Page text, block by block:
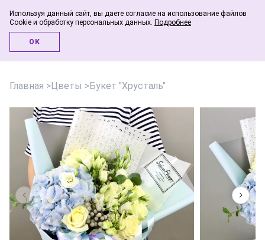
Главная >Цветы >Букет "Хрусталь"
Используя данный сайт, вы даете согласие на использование файлов
Cookie и обработку персональных данных. Подробнее
ОК